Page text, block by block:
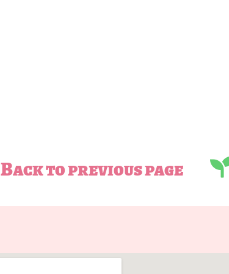
Back to previous page